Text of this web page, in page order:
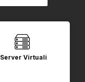
Server Virtuali